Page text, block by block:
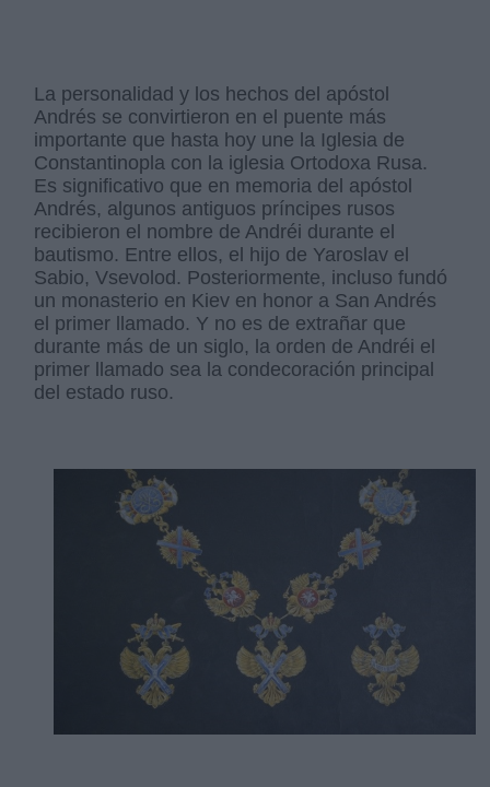
La personalidad y los hechos del apóstol
Andrés se convirtieron en el puente más
importante que hasta hoy une la Iglesia de
Constantinopla con la iglesia Ortodoxa Rusa.
Es significativo que en memoria del apóstol
Andrés, algunos antiguos príncipes rusos
recibieron el nombre de Andréi durante el
bautismo. Entre ellos, el hijo de Yaroslav el
Sabio, Vsevolod. Posteriormente, incluso fundó
un monasterio en Kiev en honor a San Andrés
el primer llamado. Y no es de extrañar que
durante más de un siglo, la orden de Andréi el
primer llamado sea la condecoración principal
del estado ruso.